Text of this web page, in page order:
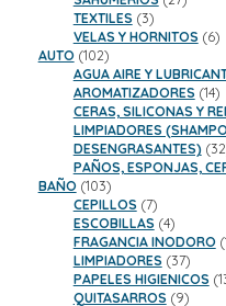
TEXTILES 33
productos
VELAS Y HORNITOS 66
AUTO 102102
productos
AGUA AIRE Y
AROMATIZADORES 1414
CERAS, SILICONAS Y
LIMPIADORES
DESENGRASANTES) 32
PAÑOS, ESPONJAS,
BAÑO 103103
productos
CEPILLOS 77
productos
ESCOBILLAS 44
FRAGANCIA INODORO
LIMPIADORES 3737
PAPELES HIGIENICOS
QUITASARROS 99